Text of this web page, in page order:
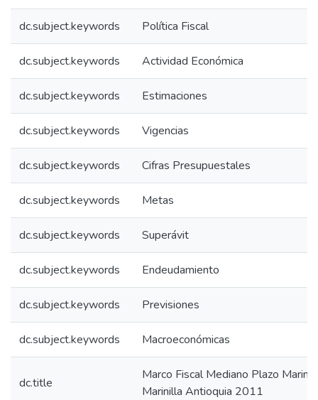
dc.subject.keywords Política Fiscal
dc.subject.keywords Actividad Económica
dc.subject.keywords Estimaciones
dc.subject.keywords Vigencias
dc.subject.keywords Cifras Presupuestales
dc.subject.keywords Metas
dc.subject.keywords Superávit
dc.subject.keywords Endeudamiento
dc.subject.keywords Previsiones
dc.subject.keywords Macroeconómicas
dc.title
Marco Fiscal Mediano Plazo
Marinilla Antioquia 2011